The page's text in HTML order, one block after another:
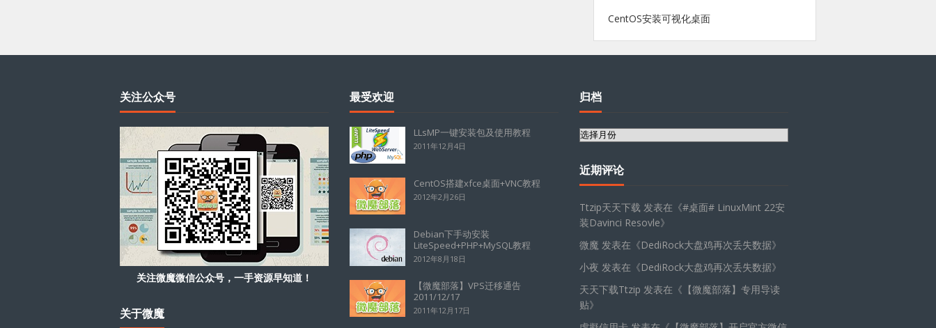
CentOS安装可视化桌面
关注公众号
关注微魔微信公众号，一手资源早知道！
关于微魔
最受欢迎
LLsMP一键安装包及使用教程
2011年12月4日
CentOS搭建xfce桌面+VNC教程
2012年2月26日
Debian下手动安装
LiteSpeed+PHP+MySQL教程
2012年8月18日
【微魔部落】VPS迁移通告
2011/12/17
2011年12月17日
归档
归
近期评论
Ttzip天天下载 发表在《#桌面# LinuxMint 22安
装Davinci Resovle》
微魔 发表在《DediRock大盘鸡再次丢失数据》
小夜 发表在《DediRock大盘鸡再次丢失数据》
天天下载Ttzip 发表在《 【微魔部落】专用导读
贴》